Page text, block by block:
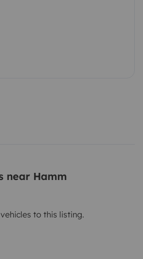
near Hamm
to this listing.